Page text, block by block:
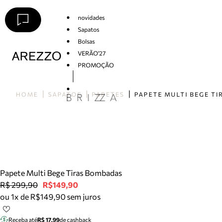
novidades
Sapatos
Bolsas
VERÃO'27
PROMOÇÃO
HOME SAPATOS PAPETES
Papete Multi Bege Tiras Bombadas
R$ 299,90 R$149,90
ou 1x de R$149,90 sem juros
Receba atéR$ 17,99de cashback